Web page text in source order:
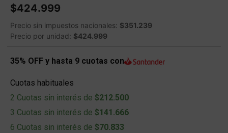
$424.999
Precio sin impuestos nacionales: $351.239
Precio por unidad: $424.999
35% OFF y hasta 9 cuotas con
Cuotas habituales
2 Cuotas sin interés de $212.500
3 Cuotas sin interés de $141.666
6 Cuotas sin interés de $70.833